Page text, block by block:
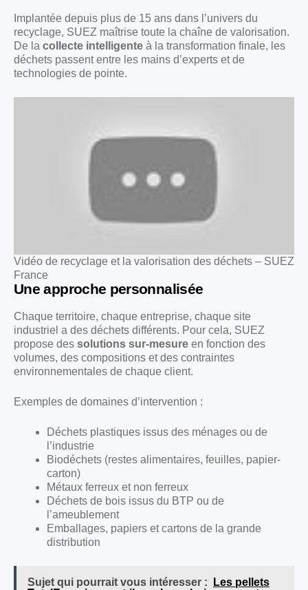
Implantée depuis plus de 15 ans dans l’univers du
recyclage, SUEZ maîtrise toute la chaîne de valorisation.
De la collecte intelligente à la transformation finale, les
déchets passent entre les mains d’experts et de
technologies de pointe.
Vidéo de recyclage et la valorisation des déchets – SUEZ
France
Une approche personnalisée
Chaque territoire, chaque entreprise, chaque site
industriel a des déchets différents. Pour cela, SUEZ
propose des solutions sur-mesure en fonction des
volumes, des compositions et des contraintes
environnementales de chaque client.
Exemples de domaines d’intervention :
Déchets plastiques issus des ménages ou de
l’industrie
Biodéchets (restes alimentaires, feuilles, papier-
carton)
Métaux ferreux et non ferreux
Déchets de bois issus du BTP ou de
l’ameublement
Emballages, papiers et cartons de la grande
distribution
Sujet qui pourrait vous intéresser :
Les pellets